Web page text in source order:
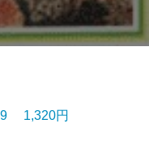
9 1,320円